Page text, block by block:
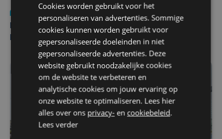
di 4 augustus | 09:32
Man en vrouw dood aangetroffen in woning in Sint-
Cookies worden gebruikt voor het
personaliseren van advertenties. Sommige
cookies kunnen worden gebruikt voor
gepersonaliseerde doeleinden in niet
gepersonaliseerde advertenties. Deze
website gebruikt noodzakelijke cookies
om de website te verbeteren en
analytische cookies om jouw ervaring op
onze website te optimaliseren. Lees hier
alles over ons privacy- en cookiebeleid.
Lees verder